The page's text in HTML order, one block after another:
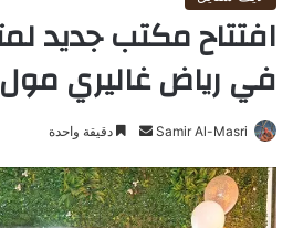
في رياض غاليري مول
Samir Al-Masri
س
ل
دقيقة واحدة